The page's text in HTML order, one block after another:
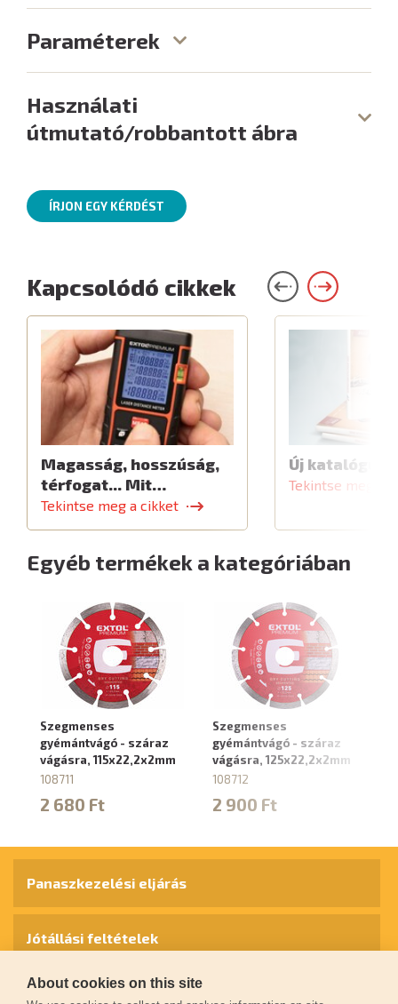
Paraméterek
Használati
útmutató/robbantott ábra
ÍRJON EGY KÉRDÉST
Kapcsolódó cikkek
Magasság, hosszúság,
térfogat... Mit…
Tekintse meg a cikket
Új katalógus
Tekintse meg a
Egyéb termékek a kategóriában
Szegmenses
gyémántvágó - száraz
vágásra, 115x22,2x2mm
108711
2 680 Ft
Szegmenses
gyémántvágó - száraz
vágásra, 125x22,2x2mm
108712
2 900 Ft
Panaszkezelési eljárás
Jótállási feltételek
Személyes adatok védelme
About cookies on this site